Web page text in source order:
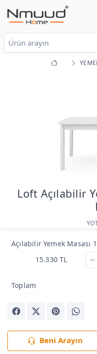
Loft Açılabilir
Açılabilir Yemek Masası
15.330 TL
Toplam
Beni Arayın